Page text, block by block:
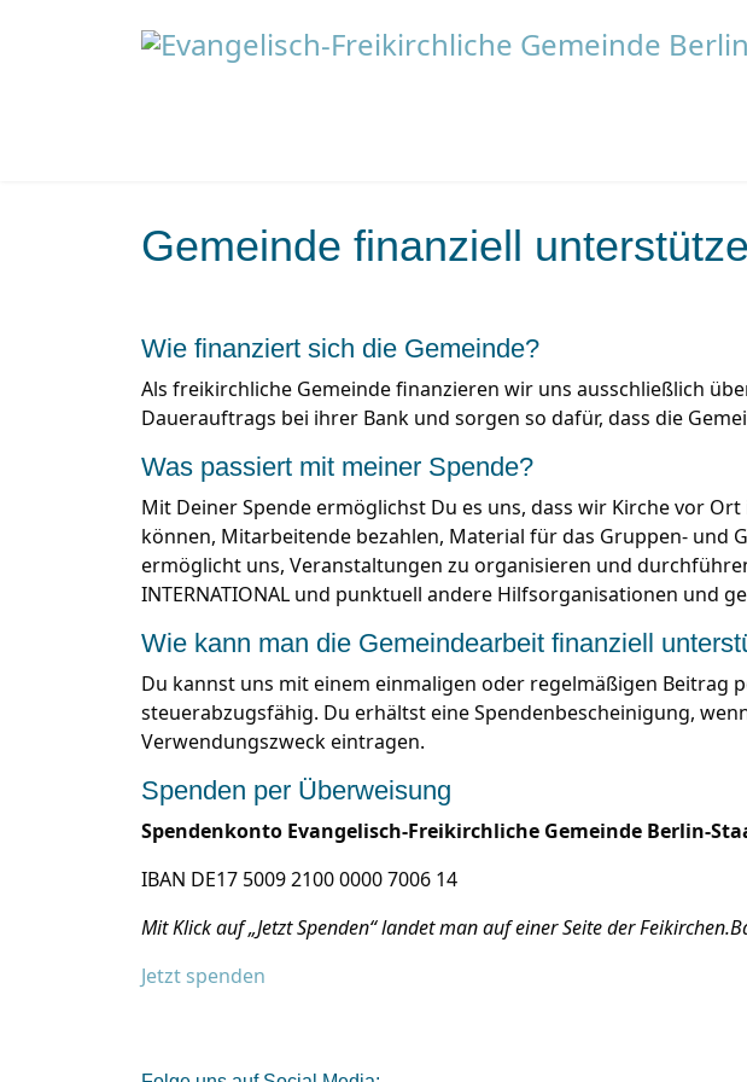
Gemeinde finanziell
Wie finanziert sich die Gemeinde?
Als freikirchliche Gemeinde finanzieren wir uns ausschließlich
Dauerauftrags bei ihrer Bank und sorgen so dafür, dass die
Was passiert mit meiner Spende?
Mit Deiner Spende ermöglichst Du es uns, dass wir Kirche vor
können, Mitarbeitende bezahlen, Material für das Gruppen- und
ermöglicht uns, Veranstaltungen zu organisieren und
INTERNATIONAL und punktuell andere Hilfsorganisationen und
Wie kann man die Gemeindearbeit finanziell
Du kannst uns mit einem einmaligen oder regelmäßigen Beitrag
steuerabzugsfähig. Du erhältst eine Spendenbescheinigung,
Verwendungszweck eintragen.
Spenden per Überweisung
Spendenkonto Evangelisch-Freikirchliche Gemeinde Berlin-
IBAN DE17 5009 2100 0000 7006 14
Mit Klick auf„Jetzt Spenden“landet man auf einer Seite der
Jetzt spenden